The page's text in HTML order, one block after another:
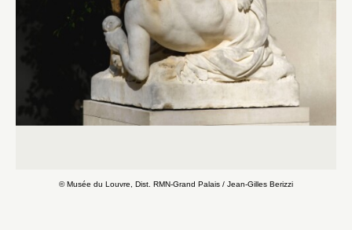
© Musée du Louvre, Dist. RMN-Grand Palais / Jean-Gilles Berizzi